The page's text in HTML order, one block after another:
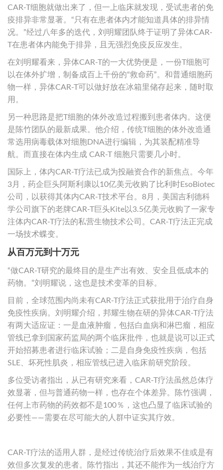
CAR-T细胞就做出来了，但一上临床就发现，受试患者的免
疫排异非常显著。“只有在患者体内才能知道具体的排异情
况。”经过八年多的迭代，刘明耀团队终于证明了异体CAR-
T在患者体内能免于排异，且无强烈免疫反应发生。
在刘明耀看来，异体CAR-T的一大优势便是，一份T细胞可
以在体外扩增，制备成百上千份的“救命药”。和普通细胞药
物一样，异体CAR-T可以做好放在冰箱里储存起来，随时取
用。
另一种思路是把T细胞的体外改造过程搬到患者体内。这便
是陈竹团队的最新成果。他介绍，传统T细胞的体外改造通
常选用病毒载体对细胞DNA进行编辑，为其装配精准导
航。而直接在体内生成 CAR-T 细胞只需要几小时。
国际上，体内CAR-T疗法已成为投融资合作的新焦点。今年
3月，药企巨头阿斯利康以10亿美元收购了比利时EsoBiotec
公司，以获得其体内CAR-T技术平台。8月，美国吉利德科
学公司旗下的老牌CAR-T巨头Kite以3.5亿美元收购了一家专
注体内CAR-T疗法的私营生物技术公司。CAR-T疗法正完成
一场技术蝶变。
从百万元到十万元
“做CAR-T研究的最终目的是生产出有效、安全且低成本的
药物。”刘明耀说，这也是技术变革的目标。
目前，全球范围内尚未有CAR-T疗法正式获批用于治疗自身
免疫性疾病。刘明耀介绍，邦耀生物在研的异体CAR-T疗法
有两大适应证：一是血液肿瘤，包括白血病和淋巴瘤，相应
管线已拿到国家药监局的两个临床批件，也就是说可以正式
开始招募患者进行临床试验；二是自身免疫性疾病，包括
SLE、坏死性肌炎，相应管线已进入临床前研究阶段。
多位受访者指出，从已有研究来看，CAR-T疗法虽然总体疗
效显著，但与普通药物一样，也存在个体差异。陈竹强调，
任何上市药物的药效都不是100％，这也凸显了临床试验的
必要性——需要在尽可能大的人群中证实其疗效。
CAR-T疗法的适用人群，是经过传统治疗后效果不佳或是有
效但多次复发的患者。陈竹指出，其还不能作为一线治疗方